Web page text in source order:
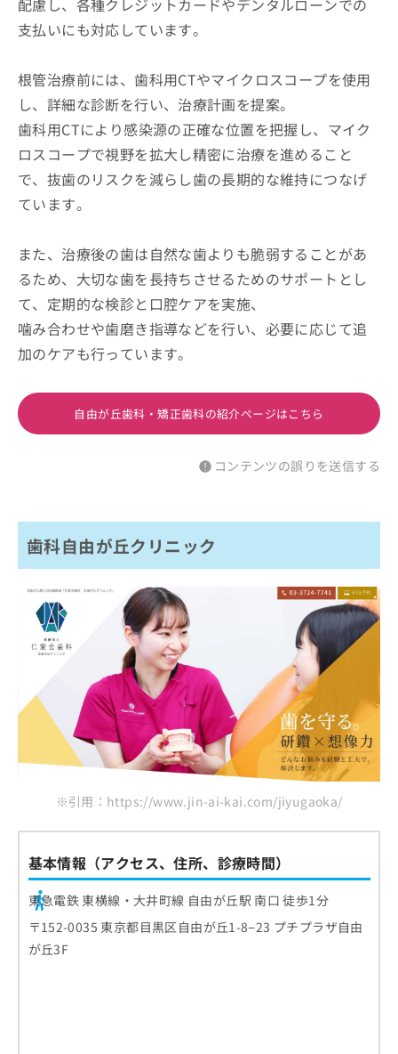
支払いにも対応しています。
根管治療前には、歯科用CTやマイクロスコープを使用
し、詳細な診断を行い、治療計画を提案。
歯科用CTにより感染源の正確な位置を把握し、マイク
ロスコープで視野を拡大し精密に治療を進めること
で、抜歯のリスクを減らし歯の長期的な維持につなげ
ています。
また、治療後の歯は自然な歯よりも脆弱することがあ
るため、大切な歯を長持ちさせるためのサポートとし
て、定期的な検診と口腔ケアを実施、
噛み合わせや歯磨き指導などを行い、必要に応じて追
加のケアも行っています。
自由が丘歯科・矯正歯科の紹介ページはこちら
コンテンツの誤りを送信する
歯科自由が丘クリニック
※引用：https://www.jin-ai-kai.com/jiyugaoka/
基本情報（アクセス、住所、診療時間）
東急電鉄 東横線・大井町線 自由が丘駅 南口 徒歩1分
〒152-0035 東京都目黒区自由が丘1-8−23 プチプラザ自由
が丘3F